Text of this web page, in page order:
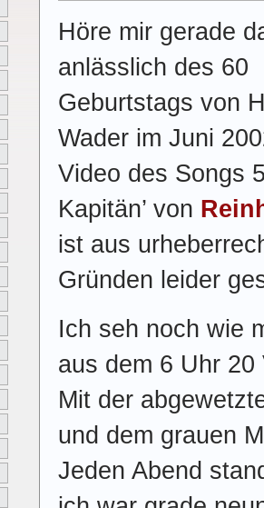
Höre mir gerade
anlässlich des 60
Geburtstags von
Wader im Juni
Video des Songs
Kapitän’ von
ist aus
Gründen leider
Ich seh noch wie
aus dem 6 Uhr 20
Mit der
und dem grauen
Jeden Abend